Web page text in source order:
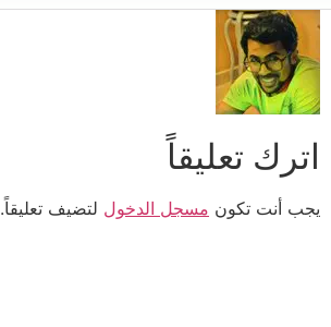
اترك تعليقاً
يجب أنت تكون مسجل الدخول لتضيف تعليقاً.